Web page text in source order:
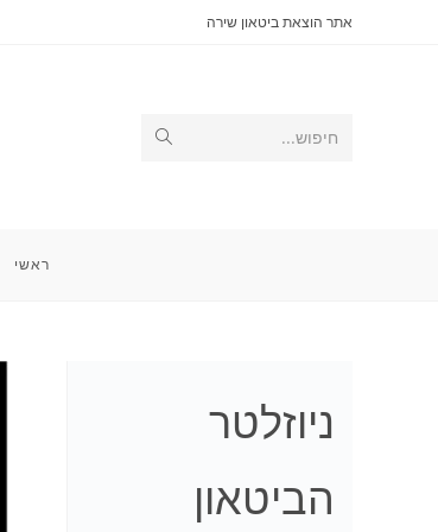
אתר הוצאת ביטאון שירה
חיפוש... Submit
ראשי
ניוזלטר
הביטאון